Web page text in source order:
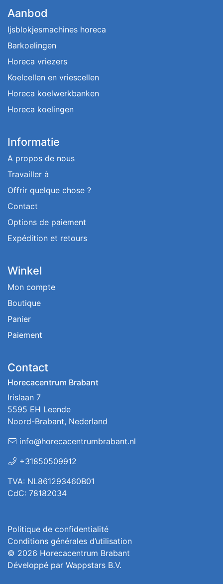
Aanbod
Ijsblokjesmachines horeca
Barkoelingen
Horeca vriezers
Koelcellen en vriescellen
Horeca koelwerkbanken
Horeca koelingen
Informatie
A propos de nous
Travailler à
Offrir quelque chose ?
Contact
Options de paiement
Expédition et retours
Winkel
Mon compte
Boutique
Panier
Paiement
Contact
Horecacentrum Brabant
Irislaan 7
5595 EH Leende
Noord-Brabant, Nederland
info@horecacentrumbrabant.nl
+31850509912
TVA: NL861293460B01
CdC: 78182034
Politique de confidentialité
Conditions générales d’utilisation
© 2026 Horecacentrum Brabant
Développé par Wappstars B.V.